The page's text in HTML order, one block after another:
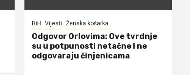
BiH Vijesti Ženska košarka
Odgovor Orlovima: ​Ove tvrdnje
su u potpunosti netačne i ne
odgovaraju činjenicama